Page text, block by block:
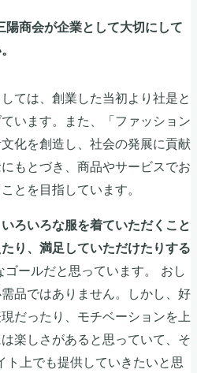
陽商会が企業として大切にして
ては、創業した当初より社是と
います。また、「ファッション
化を創造し、社会の発展に貢献
もとづき、商品やサービスでお
とを目指しています。
いろいろな服を着ていただくこと
り、満足していただけたりする
ールだと思っています。 おし
品ではありません。しかし、好
だったり、モチベーションを上
楽しさがあると思っていて、そ
上でも提供していきたいと思